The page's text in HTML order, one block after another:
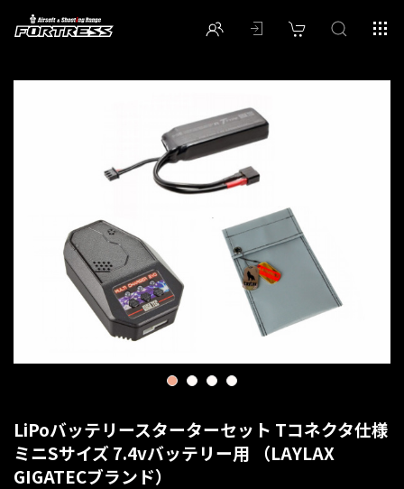
1 2 3 4
LiPoバッテリースターターセット Tコネクタ仕様
ミニSサイズ 7.4vバッテリー用 （LAYLAX
GIGATECブランド）